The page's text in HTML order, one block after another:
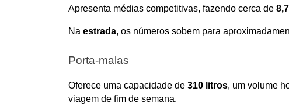
Apresenta médias competitivas, fazendo cerca de
Na estrada, os números sobem para
Porta-malas
Oferece uma capacidade de 310 litros, um volume
viagem de fim de semana.